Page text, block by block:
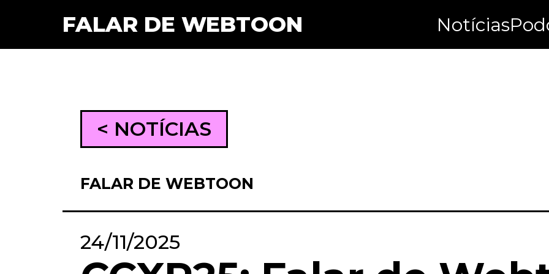
FALAR DE WEBTOON Notícias
< NOTÍCIAS
FALAR DE WEBTOON
24/11/2025